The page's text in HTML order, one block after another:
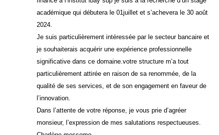
académique qui débutera le 01juillet et s’achevera le 30 août
2024.
Je suis particulièrement intéressée par le secteur bancaire et
je souhaiterais acquérir une expérience professionnelle
significative dans ce domaine.votre structure m’a tout
particulièrement attirée en raison de sa renommée, de la
qualité de ses services, et de son engagement en faveur de
l’innovation.
Dans l’attente de votre réponse, je vous prie d’agréer
monsieur, l’expression de mes salutations respectueuses.